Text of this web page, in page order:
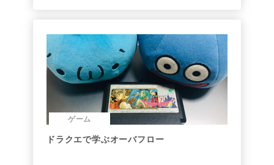
ゲーム
ドラクエで学ぶオーバフロー